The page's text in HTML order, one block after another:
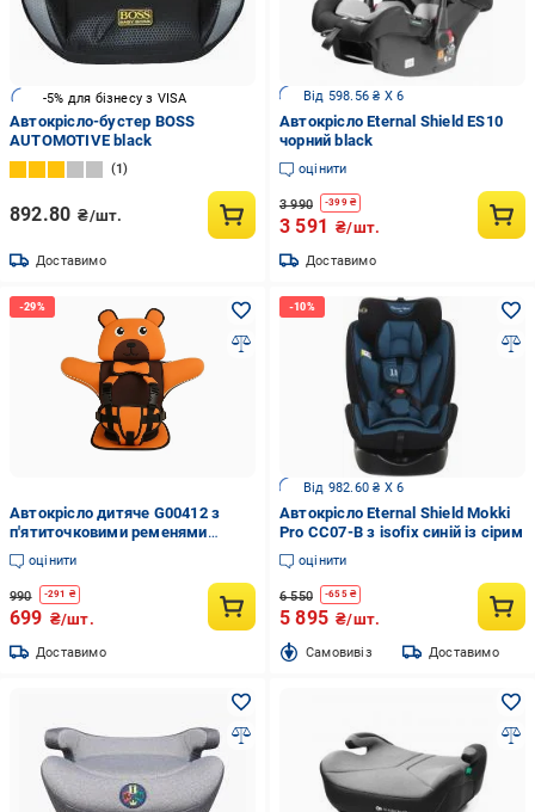
-5% для бізнесу з VISA
Автокрісло-бустер BOSS
AUTOMOTIVE black
1
892.80 ₴/шт.
Доставимо
Від 598.56 ₴ X 6
Автокрісло Eternal Shield ES10
чорний black
оцінити
3 990 -399₴
3 591 ₴/шт.
Доставимо
Автокрісло дитяче G00412 з
п'ятиточковими ременями
безпеки (33501298)
оцінити
990 -291 ₴
699 ₴/шт.
Доставимо
Від 982.60 ₴ X 6
Автокрісло Eternal Shield Mokki
Pro CC07-B з isofix синій із сірим
оцінити
6 550 -655₴
5 895 ₴/шт.
Cамовивіз Доставимо